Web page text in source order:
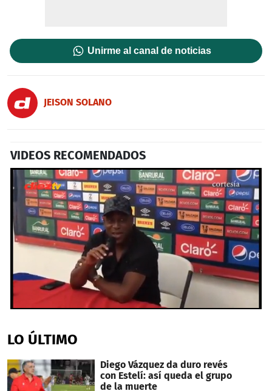
Unirme al canal de noticias
JEISON SOLANO
VIDEOS RECOMENDADOS
of
1
39
seconds
LO ÚLTIMO
Diego Vázquez da duro revés
con Estelí: así queda el grupo
de la muerte